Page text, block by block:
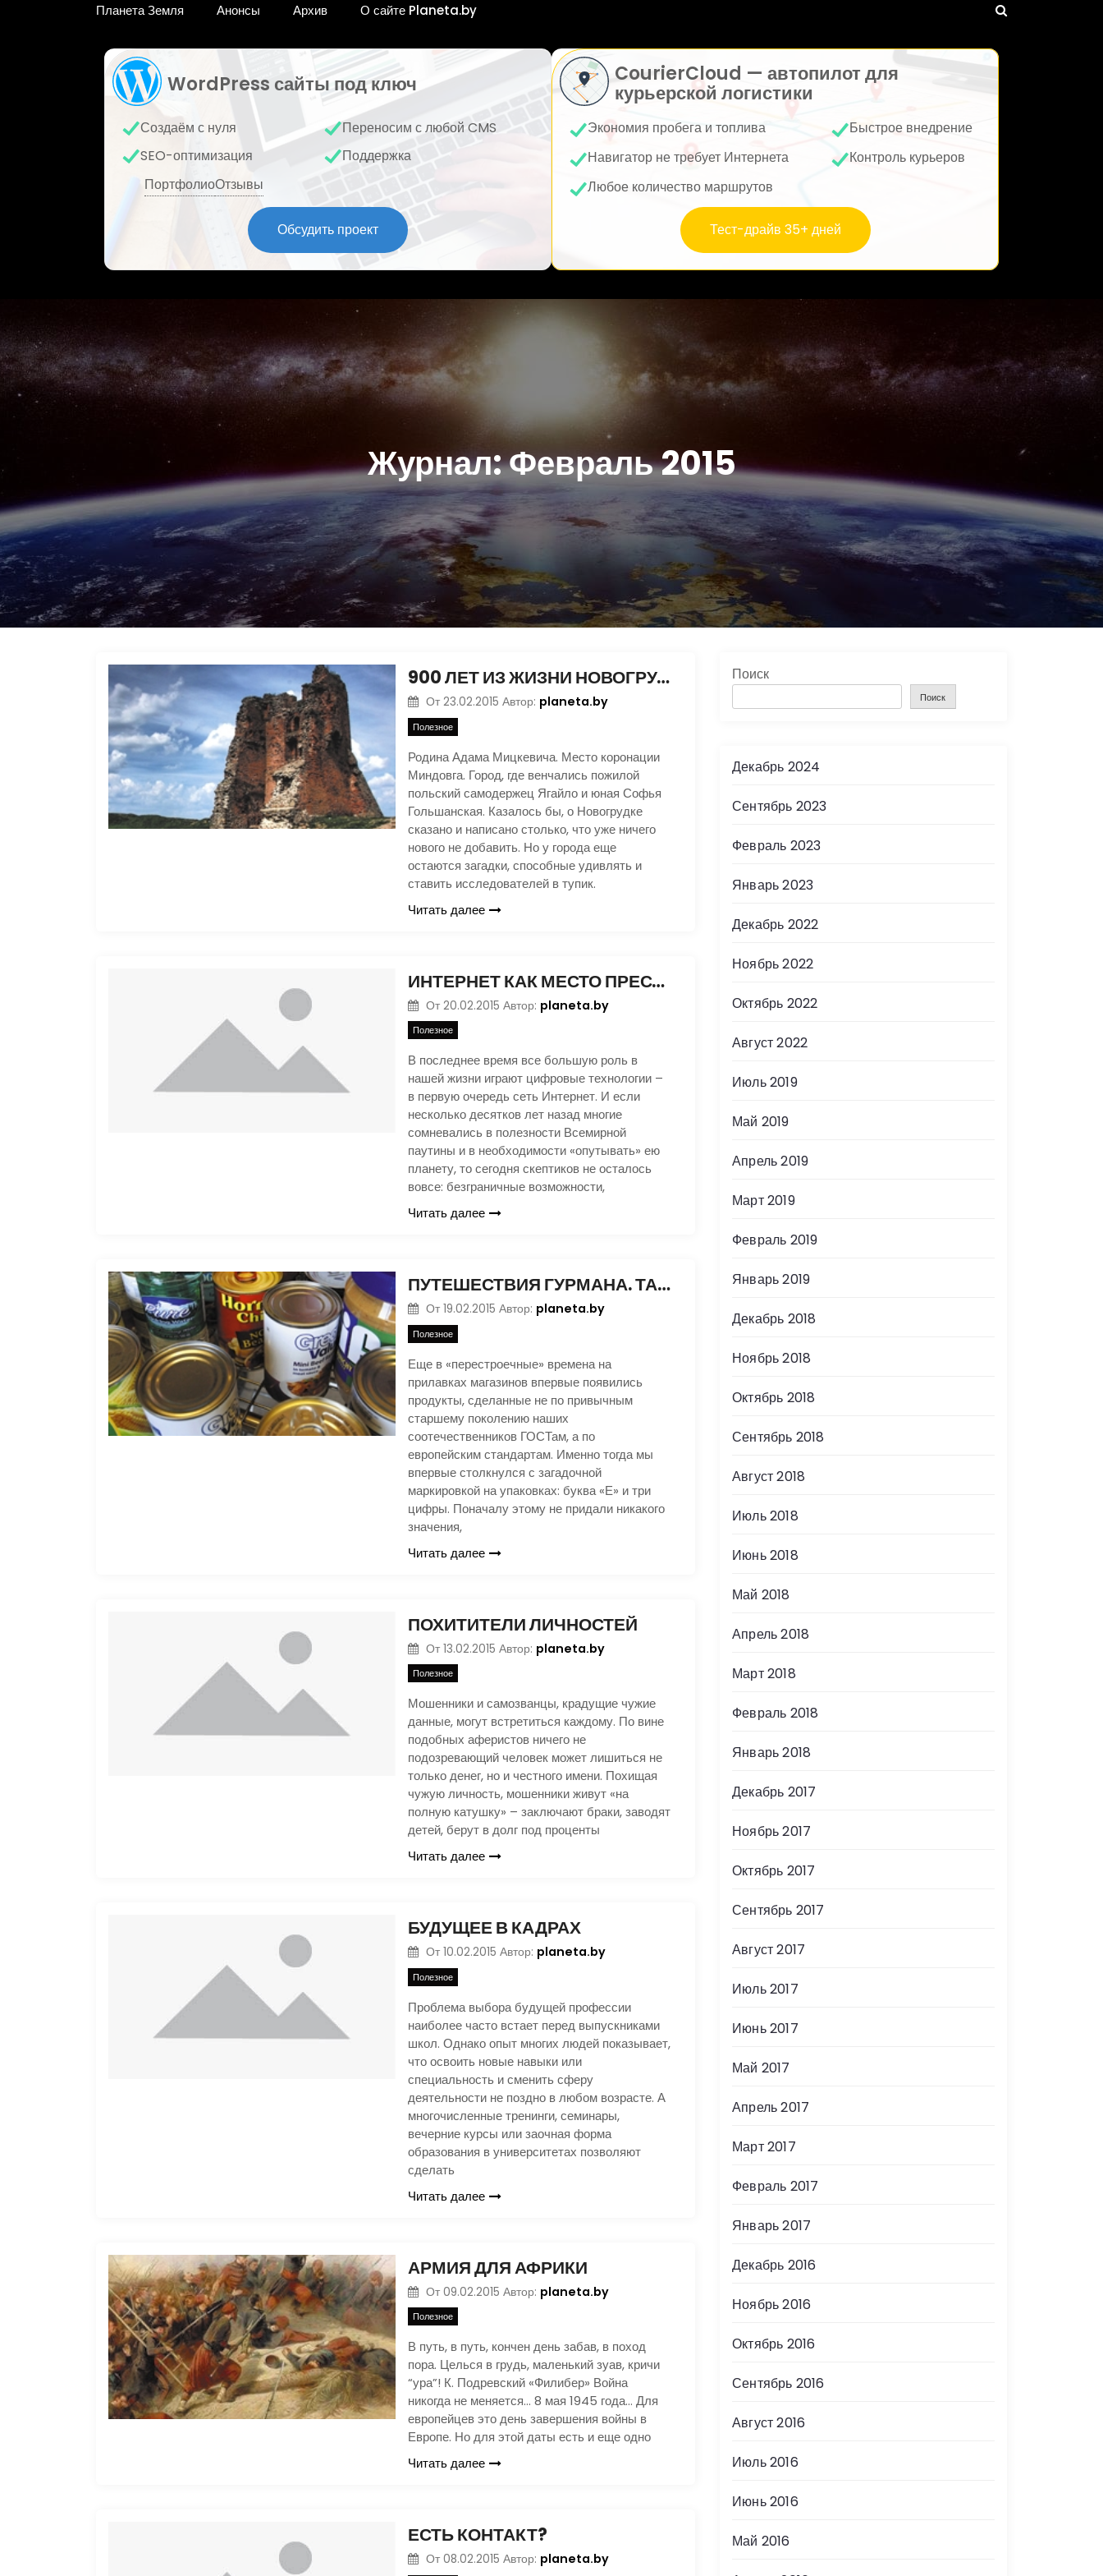
Планета Земля Анонсы Архив О сайте Planeta.by
WordPress сайты под ключ
Создаём с нуля
Переносим с любой CMS
SEO-оптимизация
Поддержка
ПортфолиоОтзывы
Обсудить проект
CourierCloud — автопилот для
курьерской логистики
Экономия пробега и топлива
Быстрое внедрение
Навигатор не требует Интернета
Контроль курьеров
Любое количество маршрутов
Тест-драйв 35+ дней
Журнал:Февраль 2015
900 ЛЕТ ИЗ ЖИЗНИ НОВОГРУДКА
От 23.02.2015 Автор: planeta.by
Полезное
Родина Адама Мицкевича. Место коронации
Миндовга. Город, где венчались пожилой
польский самодержец Ягайло и юная Софья
Гольшанская. Казалось бы, о Новогрудке
сказано и написано столько, что уже ничего
нового не добавить. Но у города еще
остаются загадки, способные удивлять и
ставить исследователей в тупик.
Читать далее
ИНТЕРНЕТ КАК МЕСТО ПРЕСТУПЛЕНИЯ
От 20.02.2015 Автор: planeta.by
Полезное
В последнее время все большую роль в
нашей жизни играют цифровые технологии –
в первую очередь сеть Интернет. И если
несколько десятков лет назад многие
сомневались в полезности Всемирной
паутины и в необходимости «опутывать» ею
планету, то сегодня скептиков не осталось
вовсе: безграничные возможности,
Читать далее
ПУТЕШЕСТВИЯ ГУРМАНА. ТАК ЛИ УЖ СТРАШЕН «Е»?
От 19.02.2015 Автор: planeta.by
Полезное
Еще в «перестроечные» времена на
прилавках магазинов впервые появились
продукты, сделанные не по привычным
старшему поколению наших
соотечественников ГОСТам, а по
европейским стандартам. Именно тогда мы
впервые столкнулся с загадочной
маркировкой на упаковках: буква «Е» и три
цифры. Поначалу этому не придали никакого
значения,
Читать далее
ПОХИТИТЕЛИ ЛИЧНОСТЕЙ
От 13.02.2015 Автор: planeta.by
Полезное
Мошенники и самозванцы, крадущие чужие
данные, могут встретиться каждому. По вине
подобных аферистов ничего не
подозревающий человек может лишиться не
только денег, но и честного имени. Похищая
чужую личность, мошенники живут «на
полную катушку» – заключают браки, заводят
детей, берут в долг под проценты
Читать далее
БУДУЩЕЕ В КАДРАХ
От 10.02.2015 Автор: planeta.by
Полезное
Проблема выбора будущей профессии
наиболее часто встает перед выпускниками
школ. Однако опыт многих людей показывает,
что освоить новые навыки или
специальность и сменить сферу
деятельности не поздно в любом возрасте. А
многочисленные тренинги, семинары,
вечерние курсы или заочная форма
образования в университетах позволяют
сделать
Читать далее
АРМИЯ ДЛЯ АФРИКИ
От 09.02.2015 Автор: planeta.by
Полезное
В путь, в путь, кончен день забав, в поход
пора. Целься в грудь, маленький зуав, кричи
“ура”! К. Подревский «Филибер» Война
никогда не меняется… 8 мая 1945 года… Для
европейцев это день завершения войны в
Европе. Но для этой даты есть и еще одно
Читать далее
ЕСТЬ КОНТАКТ?
От 08.02.2015 Автор: planeta.by
Поиск
Поиск
Декабрь 2024
Сентябрь 2023
Февраль 2023
Январь 2023
Декабрь 2022
Ноябрь 2022
Октябрь 2022
Август 2022
Июль 2019
Май 2019
Апрель 2019
Март 2019
Февраль 2019
Январь 2019
Декабрь 2018
Ноябрь 2018
Октябрь 2018
Сентябрь 2018
Август 2018
Июль 2018
Июнь 2018
Май 2018
Апрель 2018
Март 2018
Февраль 2018
Январь 2018
Декабрь 2017
Ноябрь 2017
Октябрь 2017
Сентябрь 2017
Август 2017
Июль 2017
Июнь 2017
Май 2017
Апрель 2017
Март 2017
Февраль 2017
Январь 2017
Декабрь 2016
Ноябрь 2016
Октябрь 2016
Сентябрь 2016
Август 2016
Июль 2016
Июнь 2016
Май 2016